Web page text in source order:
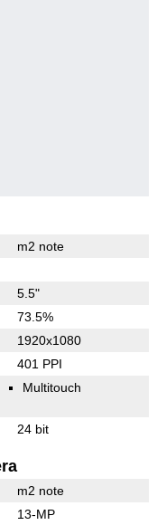
m2 note
5.5"
73.5%
1920x1080
401 PPI
Multitouch
24 bit
m2 note
13-MP